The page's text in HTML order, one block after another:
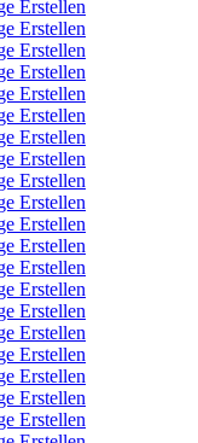
Erstellen
Erstellen
Erstellen
Erstellen
Erstellen
Erstellen
Erstellen
Erstellen
Erstellen
Erstellen
Erstellen
Erstellen
Erstellen
Erstellen
Erstellen
Erstellen
Erstellen
Erstellen
Erstellen
Erstellen